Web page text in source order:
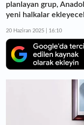
planlayan grup,
yeni halkalar
20 Haziran 2025 | 16:10